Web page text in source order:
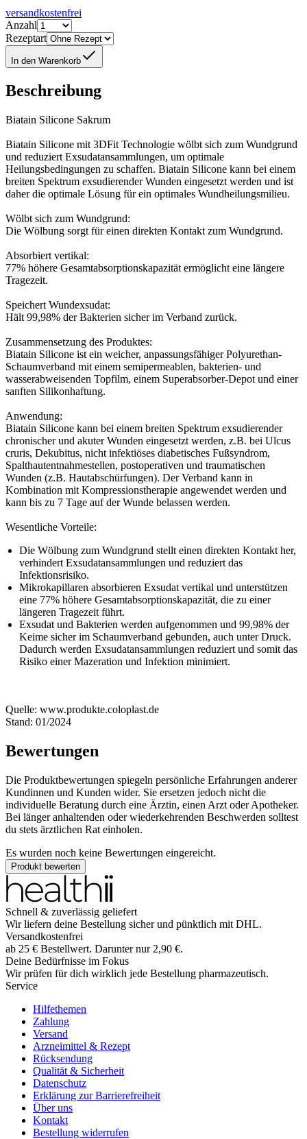
versandkostenfrei
Anzahl
Rezeptart
In den Warenkorb
Beschreibung
Biatain Silicone Sakrum
Biatain Silicone mit 3DFit Technologie wölbt sich zum Wundgrund
und reduziert Exsudatansammlungen, um optimale
Heilungsbedingungen zu schaffen. Biatain Silicone kann bei einem
breiten Spektrum exsudierender Wunden eingesetzt werden und ist
daher die optimale Lösung für ein optimales Wundheilungsmilieu.
Wölbt sich zum Wundgrund:
Die Wölbung sorgt für einen direkten Kontakt zum Wundgrund.
Absorbiert vertikal:
77% höhere Gesamtabsorptionskapazität ermöglicht eine längere
Tragezeit.
Speichert Wundexsudat:
Hält 99,98% der Bakterien sicher im Verband zurück.
Zusammensetzung des Produktes:
Biatain Silicone ist ein weicher, anpassungsfähiger Polyurethan-
Schaumverband mit einem semipermeablen, bakterien- und
wasserabweisenden Topfilm, einem Superabsorber-Depot und einer
sanften Silikonhaftung.
Anwendung:
Biatain Silicone kann bei einem breiten Spektrum exsudierender
chronischer und akuter Wunden eingesetzt werden, z.B. bei Ulcus
cruris, Dekubitus, nicht infektiöses diabetisches Fußsyndrom,
Spalthautentnahmestellen, postoperativen und traumatischen
Wunden (z.B. Hautabschürfungen). Der Verband kann in
Kombination mit Kompressionstherapie angewendet werden und
kann bis zu 7 Tage auf der Wunde belassen werden.
Wesentliche Vorteile:
Die Wölbung zum Wundgrund stellt einen direkten Kontakt her,
verhindert Exsudatansammlungen und reduziert das
Infektionsrisiko.
Mikrokapillaren absorbieren Exsudat vertikal und unterstützen
eine 77% höhere Gesamtabsorptionskapazität, die zu einer
längeren Tragezeit führt.
Exsudat und Bakterien werden aufgenommen und 99,98% der
Keime sicher im Schaumverband gebunden, auch unter Druck.
Dadurch werden Exsudatansammlungen reduziert und somit das
Risiko einer Mazeration und Infektion minimiert.
Quelle: www.produkte.coloplast.de
Stand: 01/2024
Bewertungen
Die Produktbewertungen spiegeln persönliche Erfahrungen anderer
Kundinnen und Kunden wider. Sie ersetzen jedoch nicht die
individuelle Beratung durch eine Ärztin, einen Arzt oder Apotheker.
Bei länger anhaltenden oder wiederkehrenden Beschwerden solltest
du stets ärztlichen Rat einholen.
Es wurden noch keine Bewertungen eingereicht.
Produkt bewerten
Schnell & zuverlässig geliefert
Wir liefern deine Bestellung sicher und pünktlich mit DHL.
Versandkostenfrei
ab 25 € Bestellwert. Darunter nur 2,90 €.
Deine Bedürfnisse im Fokus
Wir prüfen für dich wirklich jede Bestellung pharmazeutisch.
Service
Hilfethemen
Zahlung
Versand
Arzneimittel & Rezept
Rücksendung
Qualität & Sicherheit
Datenschutz
Erklärung zur Barrierefreiheit
Über uns
Kontakt
Bestellung widerrufen